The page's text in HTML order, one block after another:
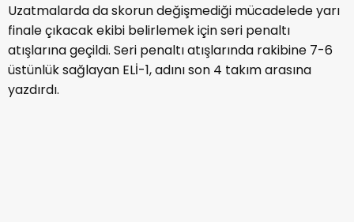
Uzatmalarda da skorun değişmediği mücadelede yarı
finale çıkacak ekibi belirlemek için seri penaltı
atışlarına geçildi. Seri penaltı atışlarında rakibine 7-6
üstünlük sağlayan ELİ-1, adını son 4 takım arasına
yazdırdı.